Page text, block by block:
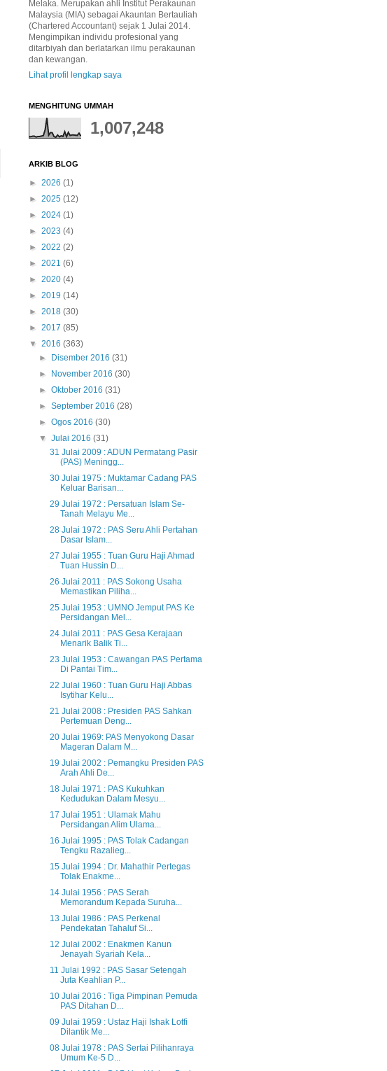
Melaka. Merupakan ahli Institut Perakaunan
Malaysia (MIA) sebagai Akauntan Bertauliah
(Chartered Accountant) sejak 1 Julai 2014.
Mengimpikan individu profesional yang
ditarbiyah dan berlatarkan ilmu perakaunan
dan kewangan.
Lihat profil lengkap saya
MENGHITUNG UMMAH
1,007,248
ARKIB BLOG
► 2026 (1)
► 2025 (12)
► 2024 (1)
► 2023 (4)
► 2022 (2)
► 2021 (6)
► 2020 (4)
► 2019 (14)
► 2018 (30)
► 2017 (85)
▼ 2016 (363)
►
Disember 2016(31)
►
November 2016(30)
►Oktober 2016(31)
►September 2016(28)
►Ogos 2016(30)
▼Julai 2016(31)
31 Julai 2009 : ADUN Permatang Pasir
(PAS) Meningg...
30 Julai 1975 : Muktamar Cadang PAS
Keluar Barisan...
29 Julai 1972 : Persatuan Islam Se-
Tanah Melayu Me...
28 Julai 1972 : PAS Seru Ahli Pertahan
Dasar Islam...
27 Julai 1955 : Tuan Guru Haji Ahmad
Tuan Hussin D...
26 Julai 2011 : PAS Sokong Usaha
Memastikan Piliha...
25 Julai 1953 : UMNO Jemput PAS Ke
Persidangan Mel...
24 Julai 2011 : PAS Gesa Kerajaan
Menarik Balik Ti...
23 Julai 1953 : Cawangan PAS Pertama
Di Pantai Tim...
22 Julai 1960 : Tuan Guru Haji Abbas
Isytihar Kelu...
21 Julai 2008 : Presiden PAS Sahkan
Pertemuan Deng...
20 Julai 1969: PAS Menyokong Dasar
Mageran Dalam M...
19 Julai 2002 : Pemangku Presiden PAS
Arah Ahli De...
18 Julai 1971 : PAS Kukuhkan
Kedudukan Dalam Mesyu...
17 Julai 1951 : Ulamak Mahu
Persidangan Alim Ulama...
16 Julai 1995 : PAS Tolak Cadangan
Tengku Razalieg...
15 Julai 1994 : Dr. Mahathir Pertegas
Tolak Enakme...
14 Julai 1956 : PAS Serah
Memorandum Kepada Suruha...
13 Julai 1986 : PAS Perkenal
Pendekatan Tahaluf Si...
12 Julai 2002 : Enakmen Kanun
Jenayah Syariah Kela...
11 Julai 1992 : PAS Sasar Setengah
Juta Keahlian P...
10 Julai 2016 : Tiga Pimpinan Pemuda
PAS Ditahan D...
09 Julai 1959 : Ustaz Haji Ishak Lotfi
Dilantik Me...
08 Julai 1978 : PAS Sertai Pilihanraya
Umum Ke-5 D...